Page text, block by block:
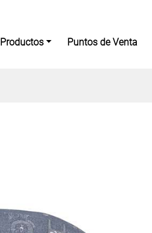
Productos Puntos de Venta